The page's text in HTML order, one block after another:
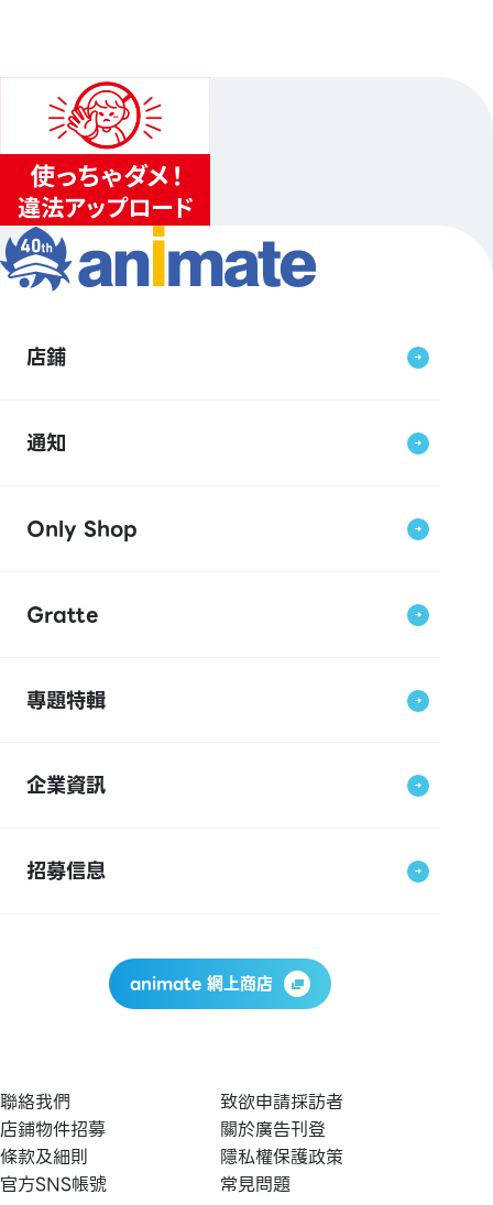
店鋪
通知
Only Shop
Gratte
專題特輯
企業資訊
招募信息
animate 網上商店
聯絡我們
致欲申請採訪者
店鋪物件招募
關於廣告刊登
條款及細則
隱私權保護政策
官方SNS帳號
常見問題